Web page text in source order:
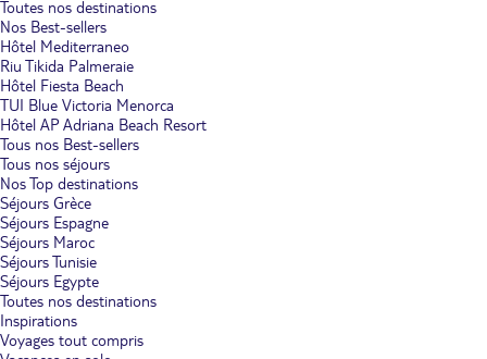
Toutes nos destinations
Nos Best-sellers
Hôtel Mediterraneo
Riu Tikida Palmeraie
Hôtel Fiesta Beach
TUI Blue Victoria Menorca
Hôtel AP Adriana Beach Resort
Tous nos Best-sellers
Tous nos séjours
Nos Top destinations
Séjours Grèce
Séjours Espagne
Séjours Maroc
Séjours Tunisie
Séjours Egypte
Toutes nos destinations
Inspirations
Voyages tout compris